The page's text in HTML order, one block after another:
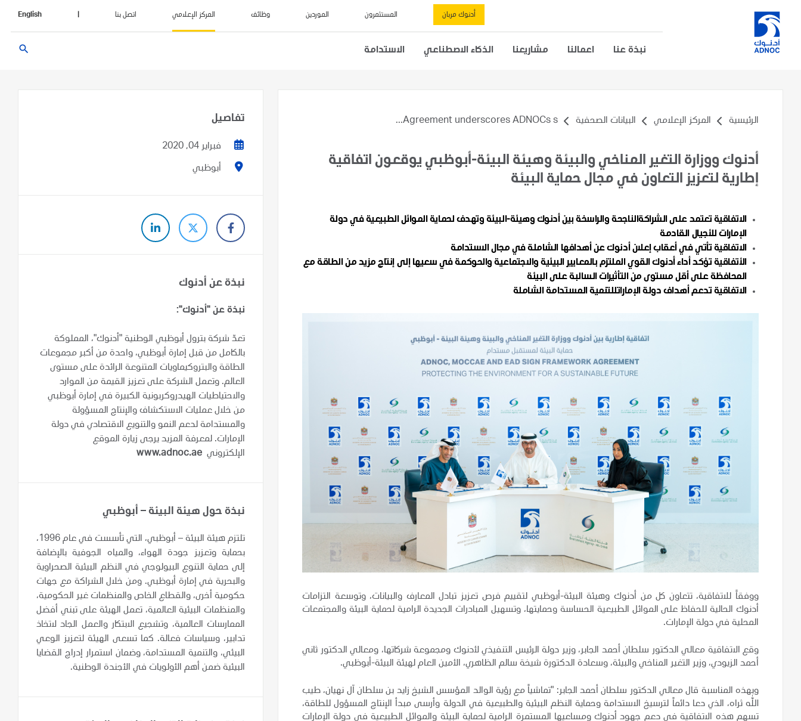
أدنوك مربان المستثمرون الموردين وظائف المركز الإعلامي اتصل بنا English
نبذة عنا اعمالنا مشاريعنا الذكاء الاصطناعي الاستدامة search
الرئيسية المركز الإعلامي البيانات الصحفية Agreement underscores ADNOCs s...
أدنوك ووزارة التغير المناخي والبيئة وهيئة البيئة-أبوظبي يوقعون اتفاقية
إطارية لتعزيز التعاون في مجال حماية البيئة
الاتفاقية تعتمد على الشراكةالناجحة والراسخة بين أدنوك وهيئة-البيئة وتهدف لحماية الموائل الطبيعية في دولة
الإمارات للأجيال القادمة
الاتفاقية تأتي في أعقاب إعلان أدنوك عن أهدافها الشاملة في مجال الاستدامة
الأتفاقية تؤكد أداء أدنوك القوي الملتزم بالمعايير البيئية والاجتماعية والحوكمة في سعيها إلى إنتاج مزيد من الطاقة مع
المحافظة على أقل مستوى من التأثيرات السالبة على البيئة
الاتفاقية تدعم أهداف دولة الإماراتللتنمية المستدامة الشاملة
ووفقاً للاتفاقية، تتعاون كل من أدنوك وهيئة البيئة-أبوظبي لتقييم فرص تعزيز تبادل المعارف والبيانات، وتوسعة التزامات
أدنوك الحالية للحفاظ على الموائل الطبيعية الحساسة وحمايتها، وتسهيل المبادرات الجديدة الرامية لحماية البيئة والمجتمعات
المحلية في دولة الإمارات.
وقع الاتفاقية معالي الدكتور سلطان أحمد الجابر، وزير دولة الرئيس التنفيذي لأدنوك ومجموعة شركاتها، ومعالي الدكتور ثاني
أحمد الزيودي، وزير التغير المناخي والبيئة، وسعادة الدكتورة شيخة سالم الظاهري، الأمين العام لهيئة البيئة-أبوظبي.
وبهذه المناسبة قال معالي الدكتور سلطان أحمد الجابر: "تماشياً مع رؤية الوالد المؤسس الشيخ زايد بن سلطان آل نهيان، طيب
الله ثراه، الذي دعا دائماً لترسيخ الاستدامة وحماية النظم البيئية والطبيعية في الدولة وأرسى مبدأ الإنتاج المسؤول للطاقة،
تسهم هذه الاتفاقية في دعم جهود أدنوك ومساعيها المستمرة الرامية لحماية البيئة والموائل الطبيعية في دولة الإمارات
تفاصيل
فبراير 04, 2020
أبوظبي
نبذة عن أدنوك
نبذة عن "أدنوك":
تعدّ شركة بترول أبوظبي الوطنية "أدنوك"، المملوكة
بالكامل من قبل إمارة أبوظبي، واحدة من أكبر مجموعات
الطاقة والبتروكيماويات المتنوعة الرائدة على مستوى
العالم. وتعمل الشركة على تعزيز القيمة من الموارد
والاحتياطيات الهيدروكربونية الكبيرة في إمارة أبوظبي
من خلال عمليات الاستكشاف والإنتاج المسؤولة
والمستدامة لدعم النمو والتنويع الاقتصادي في دولة
الإمارات. لمعرفة المزيد يرجى زيارة الموقع
الإلكتروني www.adnoc.ae
نبذة حول هيئة البيئة – أبوظبي
تلتزم هيئة البيئة – أبوظبي، التي تأسست في عام 1996،
بحماية وتعزيز جودة الهواء، والمياه الجوفية بالإضافة
إلى حماية التنوع البيولوجي في النظم البيئية الصحراوية
والبحرية في إمارة أبوظبي. ومن خلال الشراكة مع جهات
حكومية أخرى، والقطاع الخاص والمنظمات غير الحكومية،
والمنظمات البيئية العالمية، تعمل الهيئة على تبني أفضل
الممارسات العالمية، وتشجيع الابتكار والعمل الجاد لاتخاذ
تدابير، وسياسات فعالة. كما تسعى الهيئة لتعزيز الوعي
البيئي، والتنمية المستدامة، وضمان استمرار إدراج القضايا
البيئية ضمن أهم الأولويات في الأجندة الوطنية.